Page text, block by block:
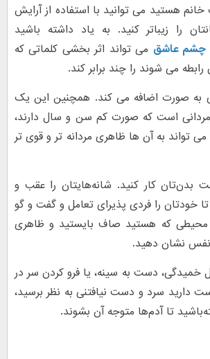
هستید می توانید با استفاده از آرایش
را زیباتر کنید. به یاد داشته باشید
چشم عاشق می تواند اثر بخشی کلماتی که
می شوند را چند برابر کند.
به صورت اضافه می کند. همچنین این یک
است که صورت کم سن و سال دارند،
تواند به آن ها ظاهری مردانه تر و قوی تر
بدن‌تان کار کنید. شانه‌هایتان را عقب و
تا خودتان را فردی پذیرای تعامل و گفت و گو
که هستید صاف بایستید و ظاهری
نشان دهید.
خمیدگی، دست به سینه، یا فرو کردن سر در
دارید سرد و دست نیافتنی به نظر برسید،
تا آدم‌ها متوجه آن بشوند.